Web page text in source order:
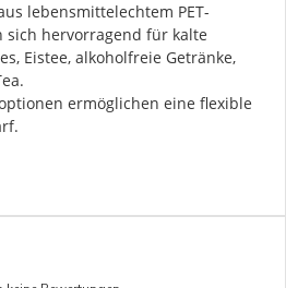
lebensmittelechtem PET-
sich hervorragend für kalte
Eistee, alkoholfreie Getränke,
ermöglichen eine flexible